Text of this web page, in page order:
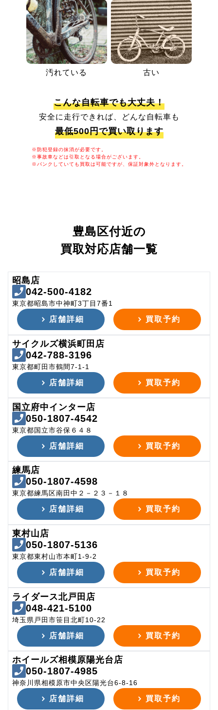
汚れている 古い
こんな自転車でも大丈夫！
安全に走行できれば、どんな自転車も
最低500円で買い取ります
※防犯登録の抹消が必要です。
※事故車などは引取となる場合がございます。
※パンクしていても買取は可能ですが、保証対象外となります。
豊島区付近の
買取対応店舗一覧
昭島店
042-500-4182
東京都昭島市中神町3丁目7番1
店舗詳細 買取予約
サイクルズ横浜町田店
042-788-3196
東京都町田市鶴間7-1-1
店舗詳細 買取予約
国立府中インター店
050-1807-4542
東京都国立市谷保６４８
店舗詳細 買取予約
練馬店
050-1807-4598
東京都練馬区南田中２－２３－１８
店舗詳細 買取予約
東村山店
050-1807-5136
東京都東村山市本町1-9-2
店舗詳細 買取予約
ライダース北戸田店
048-421-5100
埼玉県戸田市笹目北町10-22
店舗詳細 買取予約
ホイールズ相模原陽光台店
050-1807-4985
神奈川県相模原市中央区陽光台6-8-16
店舗詳細 買取予約